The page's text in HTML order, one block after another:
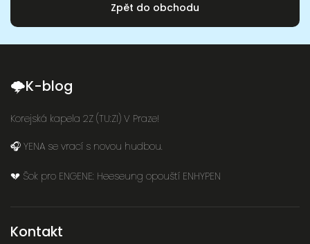
Zpět do obchodu
🌩K-blog
Korejská kapela 2Z (TU:ZI) V Praze!
🎧 YENA se vrací s novou hudbou.
💔 Šok pro ENGENE: Heeseung opouští ENHYPEN
Kontakt